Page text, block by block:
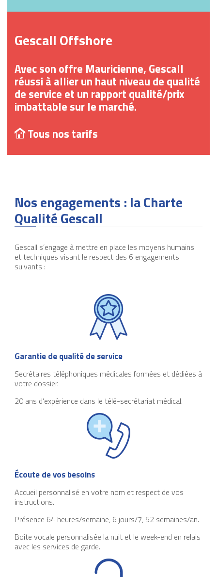
Gescall Offshore
Avec son offre Mauricienne, Gescall
réussi à allier un haut niveau de qualité
de service et un rapport qualité/prix
imbattable sur le marché.
 Tous nos tarifs
Nos engagements : la Charte
Qualité Gescall
Gescall s’engage à mettre en place les moyens humains
et techniques visant le respect des 6 engagements
suivants :
Garantie de qualité de service
Secrétaires téléphoniques médicales formées et dédiées à
votre dossier.
20 ans d’expérience dans le télé-secrétariat médical.
Écoute de vos besoins
Accueil personnalisé en votre nom et respect de vos
instructions.
Présence 64 heures/semaine, 6 jours/7, 52 semaines/an.
Boîte vocale personnalisée la nuit et le week-end en relais
avec les services de garde.